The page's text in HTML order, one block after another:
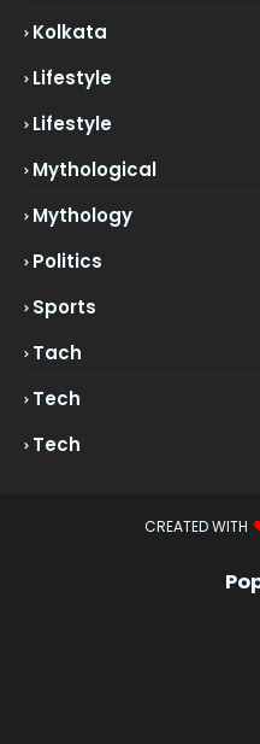
Kolkata
Lifestyle
Lifestyle
Mythological
Mythology
Politics
Sports
Tach
Tech
Tech
CREATED WITH